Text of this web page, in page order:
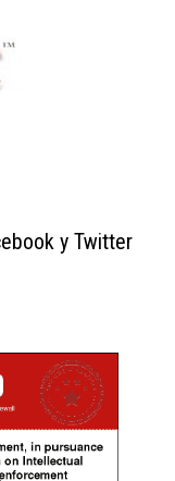
y Twitter